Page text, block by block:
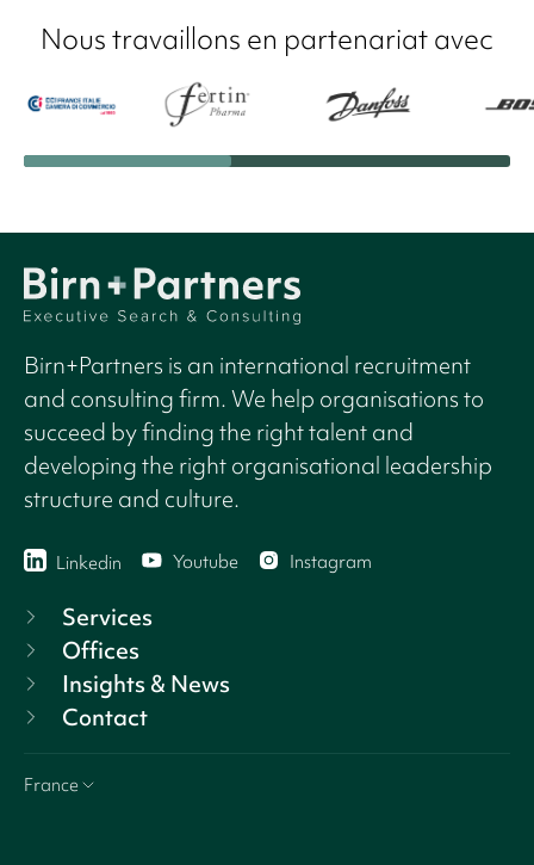
Nous travaillons en partenariat avec
Birn+Partners is an international recruitment
and consulting firm. We help organisations to
succeed by finding the right talent and
developing the right organisational leadership
structure and culture.
Linkedin Youtube Instagram
Services
Offices
Insights & News
Contact
France